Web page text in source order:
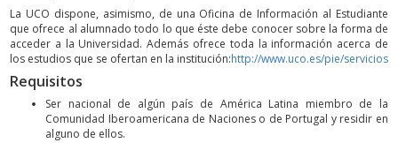
La UCO dispone, asimismo, de una Oficina de Información al Estudiante
que ofrece al alumnado todo lo que éste debe conocer sobre la forma de
acceder a la Universidad. Además ofrece toda la información acerca de
los estudios que se ofertan en la institución:http://www.uco.es/pie/servicios
Requisitos
Ser nacional de algún país de América Latina miembro de la
Comunidad Iberoamericana de Naciones o de Portugal y residir en
alguno de ellos.